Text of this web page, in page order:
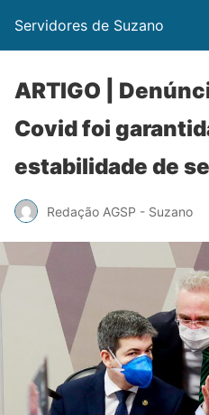
Servidores de Suzano
ARTIGO |
Covid foi
estabilidade de
Redação AGSP - Suzano